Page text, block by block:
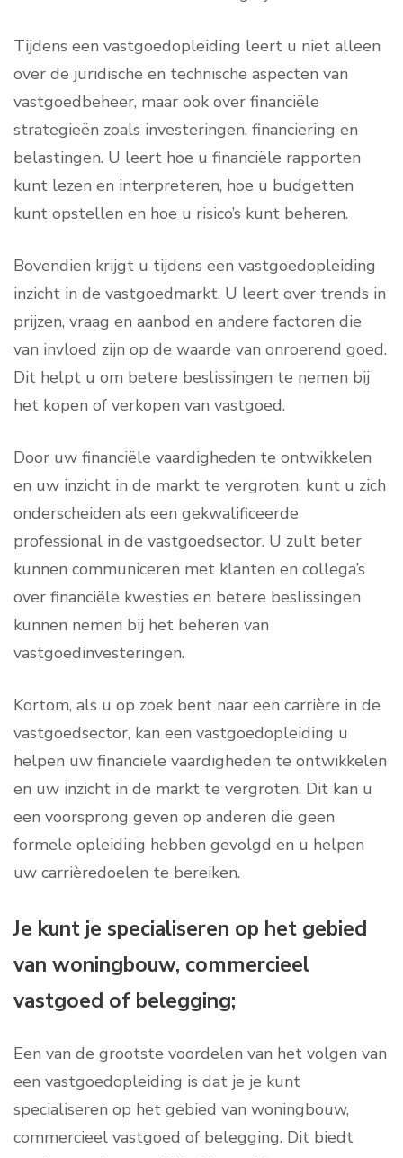
Tijdens een vastgoedopleiding leert u niet alleen
over de juridische en technische aspecten van
vastgoedbeheer, maar ook over financiële
strategieën zoals investeringen, financiering en
belastingen. U leert hoe u financiële rapporten
kunt lezen en interpreteren, hoe u budgetten
kunt opstellen en hoe u risico’s kunt beheren.
Bovendien krijgt u tijdens een vastgoedopleiding
inzicht in de vastgoedmarkt. U leert over trends in
prijzen, vraag en aanbod en andere factoren die
van invloed zijn op de waarde van onroerend goed.
Dit helpt u om betere beslissingen te nemen bij
het kopen of verkopen van vastgoed.
Door uw financiële vaardigheden te ontwikkelen
en uw inzicht in de markt te vergroten, kunt u zich
onderscheiden als een gekwalificeerde
professional in de vastgoedsector. U zult beter
kunnen communiceren met klanten en collega’s
over financiële kwesties en betere beslissingen
kunnen nemen bij het beheren van
vastgoedinvesteringen.
Kortom, als u op zoek bent naar een carrière in de
vastgoedsector, kan een vastgoedopleiding u
helpen uw financiële vaardigheden te ontwikkelen
en uw inzicht in de markt te vergroten. Dit kan u
een voorsprong geven op anderen die geen
formele opleiding hebben gevolgd en u helpen
uw carrièredoelen te bereiken.
Je kunt je specialiseren op het gebied
van woningbouw, commercieel
vastgoed of belegging;
Een van de grootste voordelen van het volgen van
een vastgoedopleiding is dat je je kunt
specialiseren op het gebied van woningbouw,
commercieel vastgoed of belegging. Dit biedt